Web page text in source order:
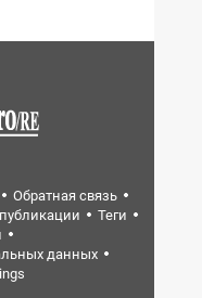
Обратная связь
Теги
данных